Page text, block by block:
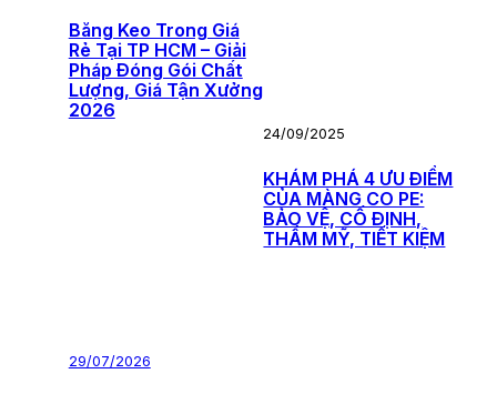
Băng Keo Trong Giá
Rẻ Tại TP HCM – Giải
Pháp Đóng Gói Chất
Lượng, Giá Tận Xưởng
2026
29/07/2026
24/09/2025
KHÁM PHÁ 4 ƯU ĐIỂM
CỦA MÀNG CO PE:
BẢO VỆ, CỐ ĐỊNH,
THẨM MỸ, TIẾT KIỆM